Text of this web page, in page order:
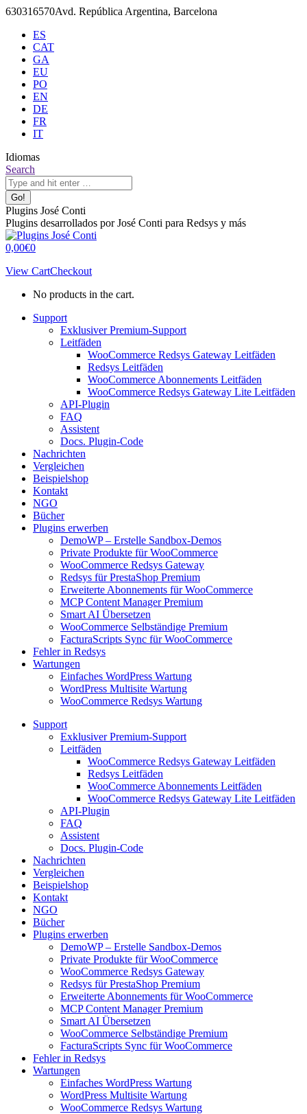
Skip
content
630316570Avd. República Argentina, Barcelona
ES
CAT
GA
EU
PO
EN
DE
FR
IT
Idiomas
X
page
opens
in
new
window
Github
page
opens
in
new
window
Search:
Search
Plugins José Conti
Plugins desarrollados por José Conti para Redsys y más
0,00€0
View CartCheckout
No products in the cart.
Support
Exklusiver Premium-Support
Leitfäden
WooCommerce Redsys Gateway Leitfäden
Redsys Leitfäden
WooCommerce Abonnements Leitfäden
WooCommerce Redsys Gateway Lite Leitfäden
API-Plugin
FAQ
Assistent
Docs. Plugin-Code
Nachrichten
Vergleichen
Beispielshop
Kontakt
NGO
Bücher
Plugins erwerben
DemoWP – Erstelle Sandbox-Demos
Private Produkte für WooCommerce
WooCommerce Redsys Gateway
Redsys für PrestaShop Premium
Erweiterte Abonnements für WooCommerce
MCP Content Manager Premium
Smart AI Übersetzen
WooCommerce Selbständige Premium
FacturaScripts Sync für WooCommerce
Fehler in Redsys
Wartungen
Einfaches WordPress Wartung
WordPress Multisite Wartung
WooCommerce Redsys Wartung
Support
Exklusiver Premium-Support
Leitfäden
WooCommerce Redsys Gateway Leitfäden
Redsys Leitfäden
WooCommerce Abonnements Leitfäden
WooCommerce Redsys Gateway Lite Leitfäden
API-Plugin
FAQ
Assistent
Docs. Plugin-Code
Nachrichten
Vergleichen
Beispielshop
Kontakt
NGO
Bücher
Plugins erwerben
DemoWP – Erstelle Sandbox-Demos
Private Produkte für WooCommerce
WooCommerce Redsys Gateway
Redsys für PrestaShop Premium
Erweiterte Abonnements für WooCommerce
MCP Content Manager Premium
Smart AI Übersetzen
WooCommerce Selbständige Premium
FacturaScripts Sync für WooCommerce
Fehler in Redsys
Wartungen
Einfaches WordPress Wartung
WordPress Multisite Wartung
WooCommerce Redsys Wartung